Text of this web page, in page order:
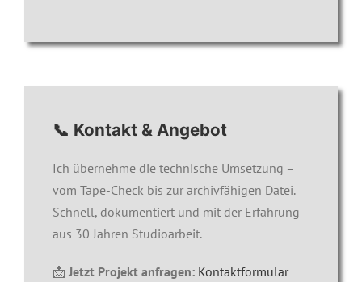
📞 Kontakt & Angebot
Ich übernehme die technische Umsetzung –
vom Tape-Check bis zur archivfähigen Datei.
Schnell, dokumentiert und mit der Erfahrung
aus 30 Jahren Studioarbeit.
📩 Jetzt Projekt anfragen: Kontaktformular